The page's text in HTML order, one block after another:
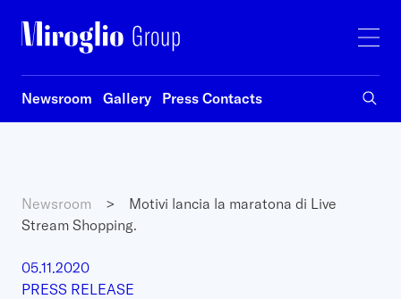
Newsroom Gallery Press Contacts
Newsroom >
Motivi lancia la maratona di Live
Stream Shopping.
05.11.2020
PRESS RELEASE